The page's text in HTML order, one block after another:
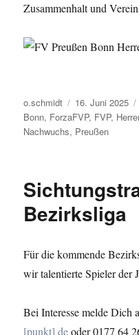
Zusammenhalt und
Autor
o.schmidt
Veröffentlicht
am
16. Juni 2025
Bonn, ForzaFVP, FVP,
Nachwuchs, Preußen
Bezirksliga
Für die kommende
wir talentierte Spieler der
Bei Interesse melde Dich
[punkt] deoder 0177 64